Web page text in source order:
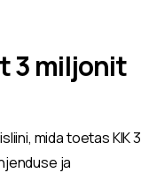
3 miljonit
mida toetas KIK 3
ja